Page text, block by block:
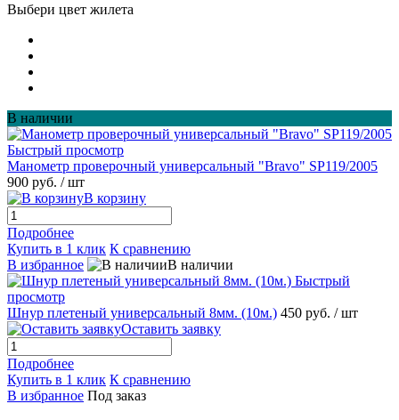
Выбери цвет жилета
В наличии
Быстрый просмотр
Манометр проверочный универсальный "Bravo" SP119/2005
900 руб. / шт
В корзину
Подробнее
Купить в 1 клик К сравнению
В избранное
В наличии
Быстрый
просмотр
Шнур плетеный универсальный 8мм. (10м.) 450 руб. / шт
Оставить заявку
Подробнее
Купить в 1 клик К сравнению
В избранное Под заказ